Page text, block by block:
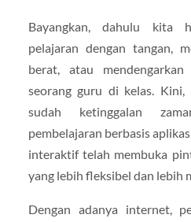
Bayangkan, dahulu kita
pelajaran dengan tangan,
berat, atau
seorang guru di kelas.
sudah ketinggalan
pembelajaran berbasis
interaktif telah membuka
yang lebih fleksibel dan lebih
Dengan adanya internet,